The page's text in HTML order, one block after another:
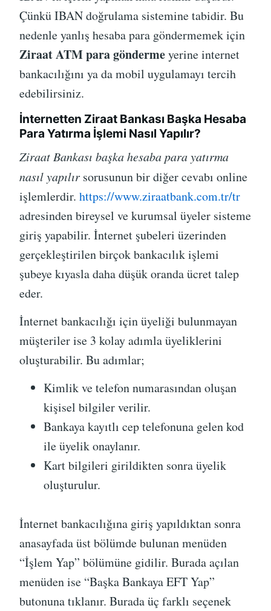
Çünkü IBAN doğrulama sistemine tabidir. Bu
nedenle yanlış hesaba para göndermemek için
Ziraat ATM para göndermeyerine internet
bankacılığını ya da mobil uygulamayı tercih
edebilirsiniz.
İnternetten Ziraat Bankası Başka Hesaba
Para Yatırma İşlemi Nasıl Yapılır?
Ziraat Bankası başka hesaba para yatırma
nasıl yapılır sorusunun bir diğer cevabı online
işlemlerdir. https://www.ziraatbank.com.tr/tr
adresinden bireysel ve kurumsal üyeler sisteme
giriş yapabilir. İnternet şubeleri üzerinden
gerçekleştirilen birçok bankacılık işlemi
şubeye kıyasla daha düşük oranda ücret talep
eder.
İnternet bankacılığı için üyeliği bulunmayan
müşteriler ise 3 kolay adımla üyeliklerini
oluşturabilir. Bu adımlar;
Kimlik ve telefon numarasından oluşan
kişisel bilgiler verilir.
Bankaya kayıtlı cep telefonuna gelen kod
ile üyelik onaylanır.
Kart bilgileri girildikten sonra üyelik
oluşturulur.
İnternet bankacılığına giriş yapıldıktan sonra
anasayfada üst bölümde bulunan menüden
“İşlem Yap” bölümüne gidilir. Burada açılan
menüden ise “Başka Bankaya EFT Yap”
butonuna tıklanır. Burada üç farklı seçenek